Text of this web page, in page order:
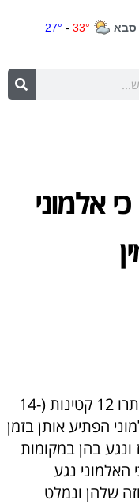
כי אלמוני
בתחנת המשטרה בפתח תקווה איתרו 12 קטינות (14-
הפתיע אותן בזמן
ונגע בהן במקומות
האלמוני נגע
שלהן ונמלט